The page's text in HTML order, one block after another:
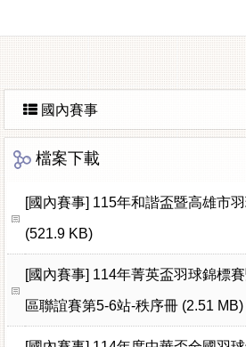
國內賽事
檔案下載
[國內賽事] 115年和諧盃暨高雄市
(521.9 KB)
[國內賽事] 114年菁英盃羽球錦標
區聯誼賽第5-6站-秩序冊 (2.51 MB)